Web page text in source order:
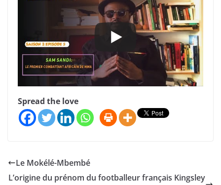
Spread the love
Le Mokélé-Mbembé
L’origine du prénom du footballeur français Kingsley